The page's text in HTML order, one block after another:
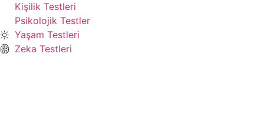
Kişilik Testleri
Psikolojik Testler
Yaşam Testleri
Zeka Testleri